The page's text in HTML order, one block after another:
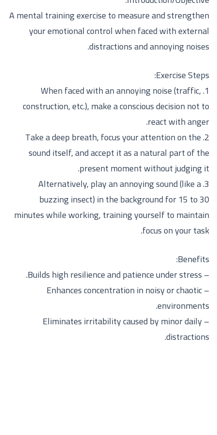
A mental training exercise to measure and strengthen
your emotional control when faced with external
distractions and annoying noises.
Exercise Steps:
1. When faced with an annoying noise (traffic,
construction, etc.), make a conscious decision not to
react with anger.
2. Take a deep breath, focus your attention on the
sound itself, and accept it as a natural part of the
present moment without judging it.
3. Alternatively, play an annoying sound (like a
buzzing insect) in the background for 15 to 30
minutes while working, training yourself to maintain
focus on your task.
Benefits:
– Builds high resilience and patience under stress.
– Enhances concentration in noisy or chaotic
environments.
– Eliminates irritability caused by minor daily
distractions.